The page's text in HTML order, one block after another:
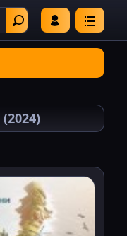
(2024)